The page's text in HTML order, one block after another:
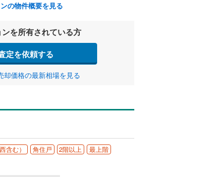
の物件概要を見る
を所有されている方
定を依頼する
却価格の最新相場を見る
含む） 角住戸 2階以上 最上階